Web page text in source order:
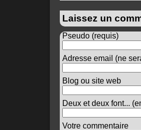
Laissez un
Pseudo (requis)
Adresse email (ne
Blog ou site web
Deux et deux font...
Votre commentaire